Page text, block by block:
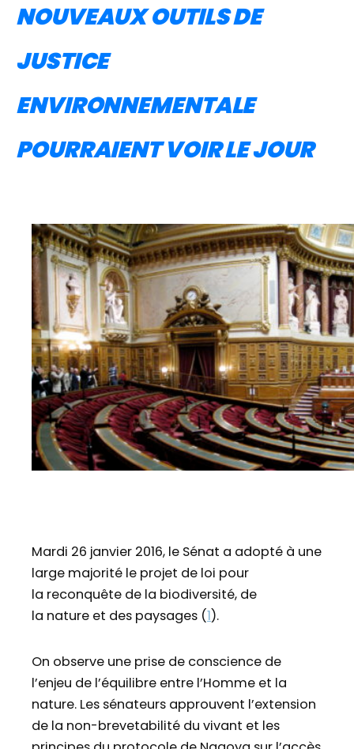
NOUVEAUX OUTILS DE
JUSTICE
ENVIRONNEMENTALE
POURRAIENT VOIR LE JOUR
Mardi 26 janvier 2016, le Sénat a adopté à une
large majorité le projet de loi pour
la reconquête de la biodiversité, de
la nature et des paysages (1).
On observe une prise de conscience de
l’enjeu de l’équilibre entre l’Homme et la
nature. Les sénateurs approuvent l’extension
de la non-brevetabilité du vivant et les